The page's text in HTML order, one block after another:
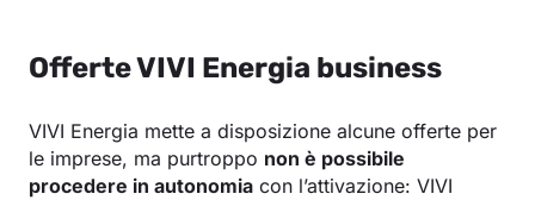
Offerte VIVI Energia business
VIVI Energia mette a disposizione alcune offerte per
le imprese, ma purtroppo non è possibile
procedere in autonomia con l’attivazione: VIVI